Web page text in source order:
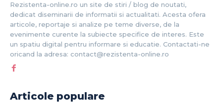
Rezistenta-online.ro un site de stiri / blog de noutati,
dedicat diseminarii de informatii si actualitati. Acesta ofera
articole, reportaje si analize pe teme diverse, de la
evenimente curente la subiecte specifice de interes. Este
un spatiu digital pentru informare si educatie. Contactati-ne
oricand la adresa: contact@rezistenta-online.ro
Articole populare